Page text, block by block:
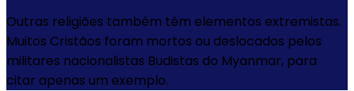
Outras religiões também têm elementos extremistas.
Muitos Cristãos foram mortos ou deslocados pelos
militares nacionalistas Budistas do Myanmar, para
citar apenas um exemplo.